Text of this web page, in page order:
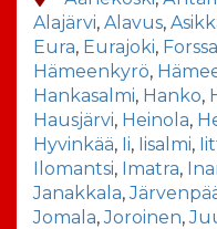
Alajärvi, Alavus,
Eura, Eurajoki, Forssa
Hämeenkyrö,
Hankasalmi, Hanko,
Hausjärvi, Heinola,
Hyvinkää, Ii, Iisalmi,
Ilomantsi, Imatra,
Janakkala,
Jomala,Joroinen,